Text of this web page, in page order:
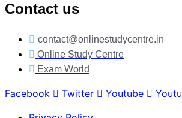
Contact us
contact@onlinestudycentre.in
Online Study Centre
Exam World
Facebook Twitter Youtube